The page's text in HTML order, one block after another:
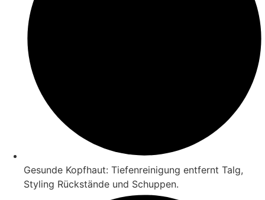
Gesunde Kopfhaut: Tiefenreinigung entfernt Talg,
Styling Rückstände und Schuppen.